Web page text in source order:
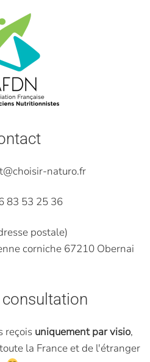
naturo.fr
83 53 25 36
postale)
corniche 67210 Obernai
consultation
reçois uniquement par visio,
la France et de l'étranger